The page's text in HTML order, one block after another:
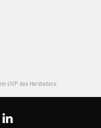
UVP des Herstellers.